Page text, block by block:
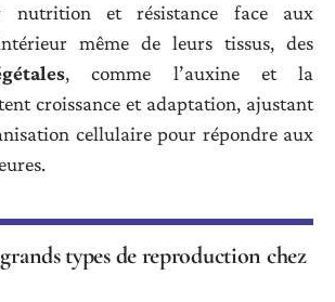
nutrition et résistance face aux
même de leurs tissus, des
, comme l’auxine et la
croissance et adaptation, ajustant
cellulaire pour répondre aux
types de reproduction chez